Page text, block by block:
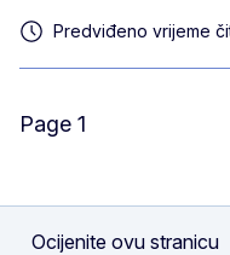
Predviđeno vrijeme
Page 1
Ocijenite ovu stranicu